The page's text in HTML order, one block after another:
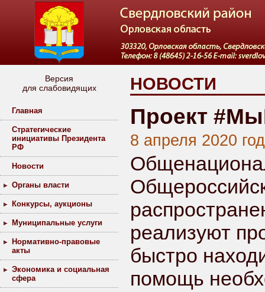
Версия
для слабовидящих
Главная
Стратегические
инициативы Президента
РФ
Новости
Органы власти
Конкурсы, аукционы
Муниципальные услуги
Нормативно-правовые
акты
Экономика и социальная
сфера
НОВОСТИ
Проект
8 апреля 2020
реализуют
быстро
помощь